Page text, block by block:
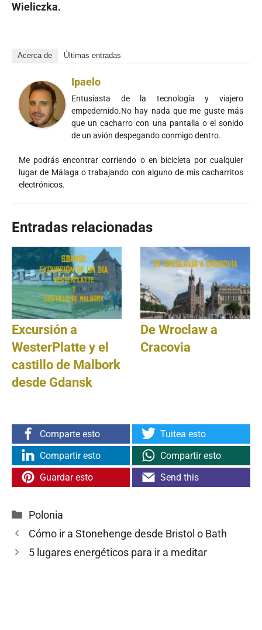
Wieliczka.
Acerca de Últimas entradas
Ipaelo
Entusiasta de la tecnología y viajero
empedernido.No hay nada que me guste más
que un cacharro con una pantalla o el sonido
de un avión despegando conmigo dentro.
Me podrás encontrar corriendo o en bicicleta por cualquier
lugar de Málaga o trabajando con alguno de mis cacharritos
electrónicos.
Entradas relacionadas
Excursión a
WesterPlatte y el
castillo de Malbork
desde Gdansk
De Wroclaw a
Cracovia
Comparte esto
Tuitea esto
Compartir esto
Compartir esto
Guardar esto
Send this
Categorías
Polonia
Cómo ir a Stonehenge desde Bristol o Bath
5 lugares energéticos para ir a meditar